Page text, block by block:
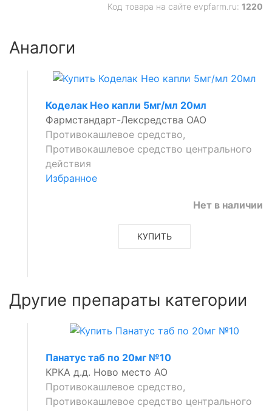
Код товара на сайте evpfarm.ru: 1220
Аналоги
Коделак Нео капли 5мг/мл 20мл
Фармстандарт-Лексредства ОАО
Противокашлевое средство,
Противокашлевое средство центрального
действия
Избранное
Нет в наличии
КУПИТЬ
Другие препараты категории
Панатус таб по 20мг №10
КРКА д.д. Ново место АО
Противокашлевое средство,
Противокашлевое средство центрального